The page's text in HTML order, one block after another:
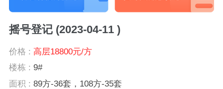
摇号登记 (2023-04-11 )
价格 : 高层18800元/方
楼栋 : 9#
面积 : 89方-36套，108方-35套